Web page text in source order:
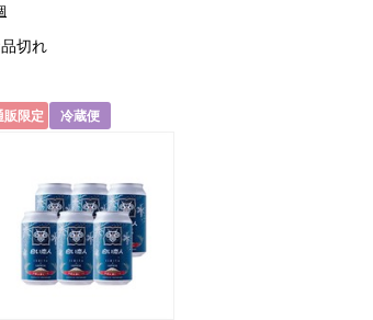
切れ
販限定 冷蔵便